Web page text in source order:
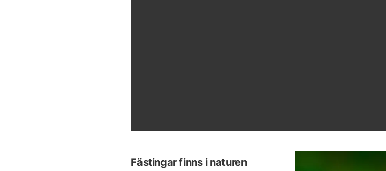
Fästingar finns i naturen